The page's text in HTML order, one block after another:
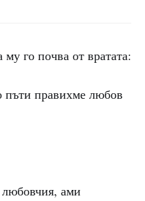
го почва от вратата:
пъти правихме любов
ами